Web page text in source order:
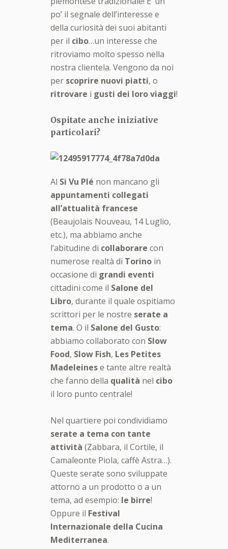
po’ il segnale dell’interesse e
della curiosità dei suoi abitanti
per il cibo…un interesse che
ritroviamo molto spesso nella
nostra clientela. Vengono da noi
per scoprire nuovi piatti, o
ritrovare i gusti dei loro viaggi!
Ospitate anche iniziative
particolari?
Al Si Vu Plé non mancano gli
appuntamenti collegati
all’attualità francese
(Beaujolais Nouveau, 14 Luglio,
etc.), ma abbiamo anche
l’abitudine di collaborare con
numerose realtà di Torino in
occasione di grandi eventi
cittadini come il Salone del
Libro, durante il quale ospitiamo
scrittori per le nostre serate a
tema. O il Salone del Gusto:
abbiamo collaborato con Slow
Food, Slow Fish, Les Petites
Madeleinese tante altre realtà
che fanno della qualità nel cibo
il loro punto centrale!
Nel quartiere poi condividiamo
serate a tema con tante
attività (Zabbara, il Cortile, il
Camaleonte Piola, caffè Astra…).
Queste serate sono sviluppate
attorno a un prodotto o a un
tema, ad esempio: le birre!
Oppure il Festival
Internazionale della Cucina
Mediterranea.